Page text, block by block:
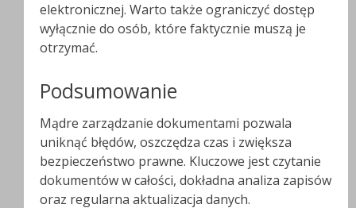
elektronicznej. Warto także ograniczyć dostęp
wyłącznie do osób, które faktycznie muszą je
otrzymać.
Podsumowanie
Mądre zarządzanie dokumentami pozwala
uniknąć błędów, oszczędza czas i zwiększa
bezpieczeństwo prawne. Kluczowe jest czytanie
dokumentów w całości, dokładna analiza zapisów
oraz regularna aktualizacja danych.